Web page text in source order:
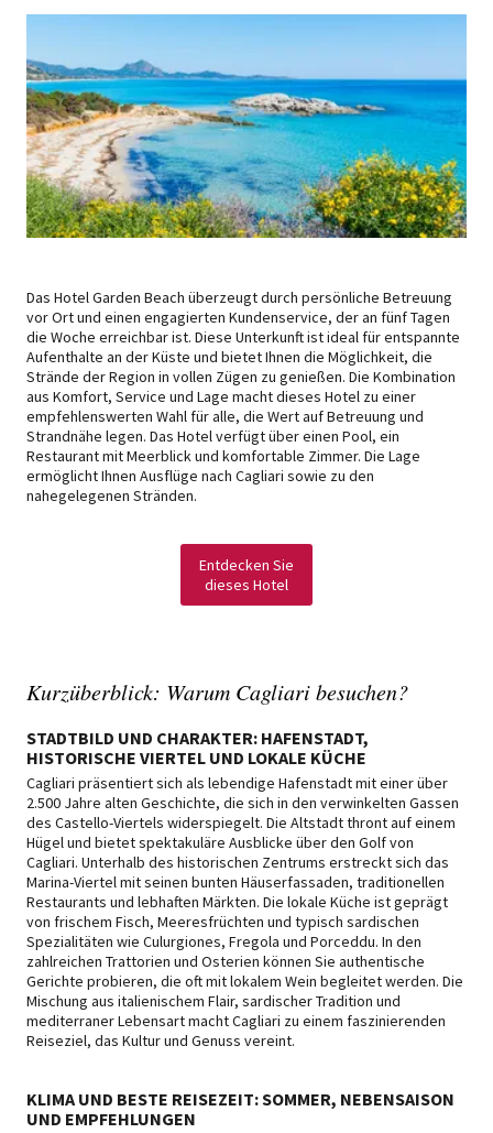
Das Hotel Garden Beach überzeugt durch persönliche Betreuung
vor Ort und einen engagierten Kundenservice, der an fünf Tagen
die Woche erreichbar ist. Diese Unterkunft ist ideal für entspannte
Aufenthalte an der Küste und bietet Ihnen die Möglichkeit, die
Strände der Region in vollen Zügen zu genießen. Die Kombination
aus Komfort, Service und Lage macht dieses Hotel zu einer
empfehlenswerten Wahl für alle, die Wert auf Betreuung und
Strandnähe legen. Das Hotel verfügt über einen Pool, ein
Restaurant mit Meerblick und komfortable Zimmer. Die Lage
ermöglicht Ihnen Ausflüge nach Cagliari sowie zu den
nahegelegenen Stränden.
Entdecken Sie
dieses Hotel
Kurzüberblick: Warum Cagliari besuchen?
STADTBILD UND CHARAKTER: HAFENSTADT,
HISTORISCHE VIERTEL UND LOKALE KÜCHE
Cagliari präsentiert sich als lebendige Hafenstadt mit einer über
2.500 Jahre alten Geschichte, die sich in den verwinkelten Gassen
des Castello-Viertels widerspiegelt. Die Altstadt thront auf einem
Hügel und bietet spektakuläre Ausblicke über den Golf von
Cagliari. Unterhalb des historischen Zentrums erstreckt sich das
Marina-Viertel mit seinen bunten Häuserfassaden, traditionellen
Restaurants und lebhaften Märkten. Die lokale Küche ist geprägt
von frischem Fisch, Meeresfrüchten und typisch sardischen
Spezialitäten wie Culurgiones, Fregola und Porceddu. In den
zahlreichen Trattorien und Osterien können Sie authentische
Gerichte probieren, die oft mit lokalem Wein begleitet werden. Die
Mischung aus italienischem Flair, sardischer Tradition und
mediterraner Lebensart macht Cagliari zu einem faszinierenden
Reiseziel, das Kultur und Genuss vereint.
KLIMA UND BESTE REISEZEIT: SOMMER, NEBENSAISON
UND EMPFEHLUNGEN